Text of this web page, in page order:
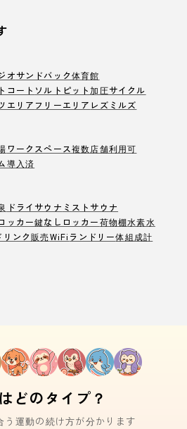
オサンドバック体育館
コート ソルトピット加圧サイクル
エリア フリーエリア レズミルズ
ワークスペース複数店舗利用可
導入済
ドライサウナ ミストサウナ
ッカー鍵なしロッカー荷物棚水素水
ンク販売WiFi ランドリー体組成計
どのタイプ？
う運動の続け方が分かります